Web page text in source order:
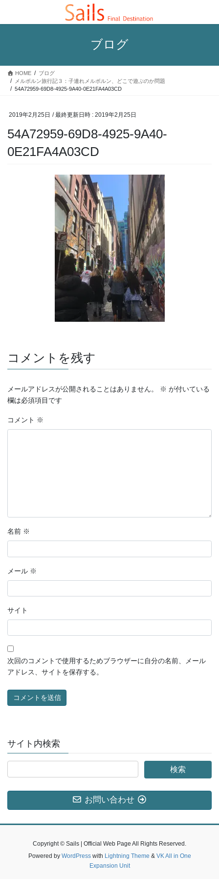
テ
ス
ゲ
ン
ブログ
HOME
ブログ
メルボルン旅行記３：子連れメルボルン、どこで遊ぶのか問題
54A72959-69D8-4925-9A40-0E21FA4A03CD
2019年2月25日 / 最終更新日時 : 2019年2月25日
54A72959-69D8-4925-9A40-
0E21FA4A03CD
コメントを残す
メールアドレスが公開されることはありません。 ※ が付いている
欄は必須項目です
コメント ※
名前 ※
メール ※
サイト
次回のコメントで使用するためブラウザーに自分の名前、メール
アドレス、サイトを保存する。
サイト内検索
お問い合わせ
Copyright © Sails | Official Web Page All Rights Reserved.
Powered by WordPresswith Lightning Theme & VK All in One
Expansion Unit